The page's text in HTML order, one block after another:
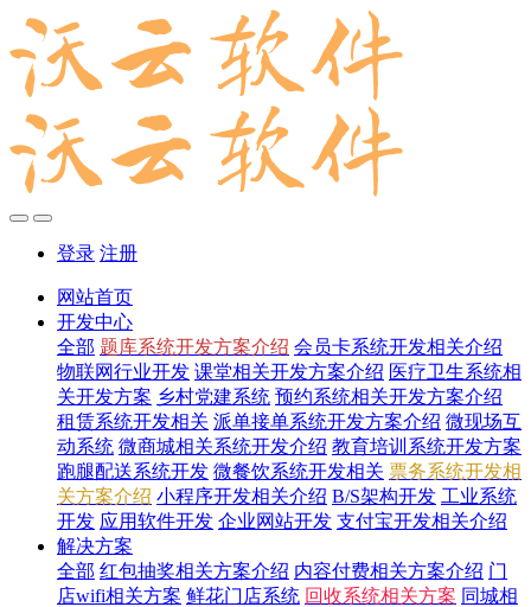
登录 注册
网站首页
开发中心
全部 题库系统开发方案介绍 会员卡系统开发相关介绍
物联网行业开发 课堂相关开发方案介绍 医疗卫生系统相
关开发方案 乡村党建系统 预约系统相关开发方案介绍
租赁系统开发相关 派单接单系统开发方案介绍 微现场互
动系统 微商城相关系统开发介绍 教育培训系统开发方案
跑腿配送系统开发 微餐饮系统开发相关 票务系统开发相
关方案介绍 小程序开发相关介绍 B/S架构开发 工业系统
开发 应用软件开发 企业网站开发 支付宝开发相关介绍
解决方案
全部 红包抽奖相关方案介绍 内容付费相关方案介绍 门
店wifi相关方案 鲜花门店系统 回收系统相关方案 同城相